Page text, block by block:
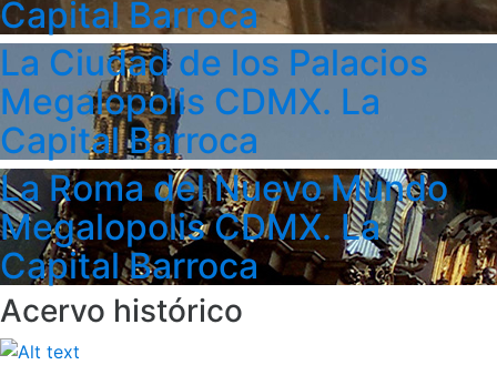
Capital Barroca
La Ciudad de los Palacios
Megalopolis CDMX. La
Capital Barroca
La Roma del Nuevo Mundo
Megalopolis CDMX. La
Capital Barroca
Acervo histórico